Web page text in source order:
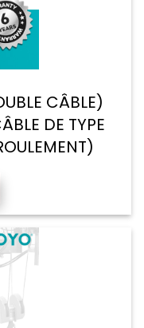
CÂBLE)
DE TYPE